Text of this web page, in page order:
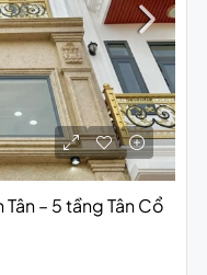
Tân – 5 tầng Tân Cổ